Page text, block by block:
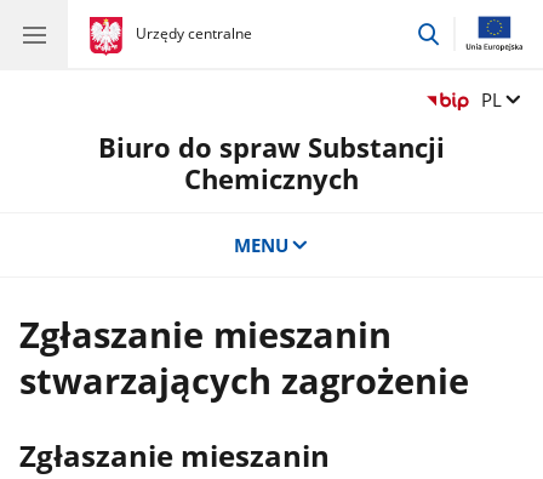
gov.pl
Urzędy centralne
gov.pl
Urzędy
przejdź
Zmień
PL
Biuro do spraw Substancji
Chemicznych
MENU
Zgłaszanie mieszanin
stwarzających zagrożenie
Zgłaszanie mieszanin